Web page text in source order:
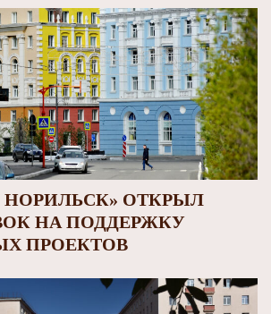
ОТКРЫЛ
НА ПОДДЕРЖКУ
ПРОЕКТОВ